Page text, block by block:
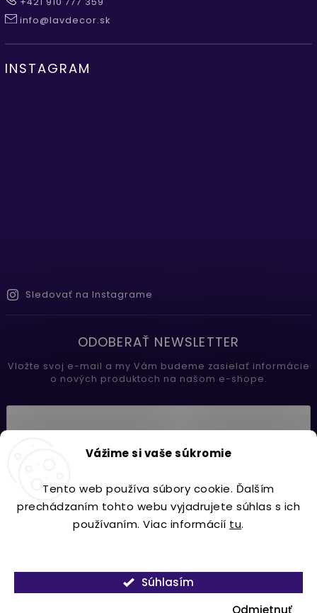
Vážime si vaše súkromie
Tento web používa súbory cookie. Ďalším
prechádzaním tohto webu vyjadrujete súhlas s ich
používaním. Viac informácií tu.
Odmietnuť
Súhlasím
info@lavdecor.sk
INSTAGRAM
Sledovať na Instagrame
ODOBERAŤ NEWSLETTER
Vložte svoj e-mail a my Vám budeme zasielať informácie
o nových produktoch na našom e-shope.
Prihlásiť sa
Copyright 2026Lavdecor.sk. Všetky práva vyhradené.
VytvořilShoptet| DesignShoptak.cz.